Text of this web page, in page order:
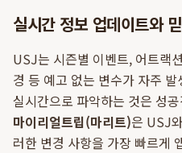
실시간 정보 업데이트와
USJ는 시즌별 이벤트, 어트랙
경 등 예고 없는 변수가 자주
실시간으로 파악하는 것은 성
마이리얼트립(마리트)은 USJ
러한 변경 사항을 가장 빠르게